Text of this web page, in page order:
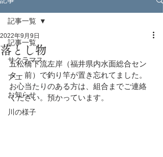
記事一覧
サクラマス
アユ
お知らせ
川の様子
記事一覧
落とし物
2022年9月9日
五松橋下流左岸（福井県内水面総合セン
タ－前）で釣り竿が置き忘れてました。
お心当たりのある方は、組合までご連絡
ください。預かっています。